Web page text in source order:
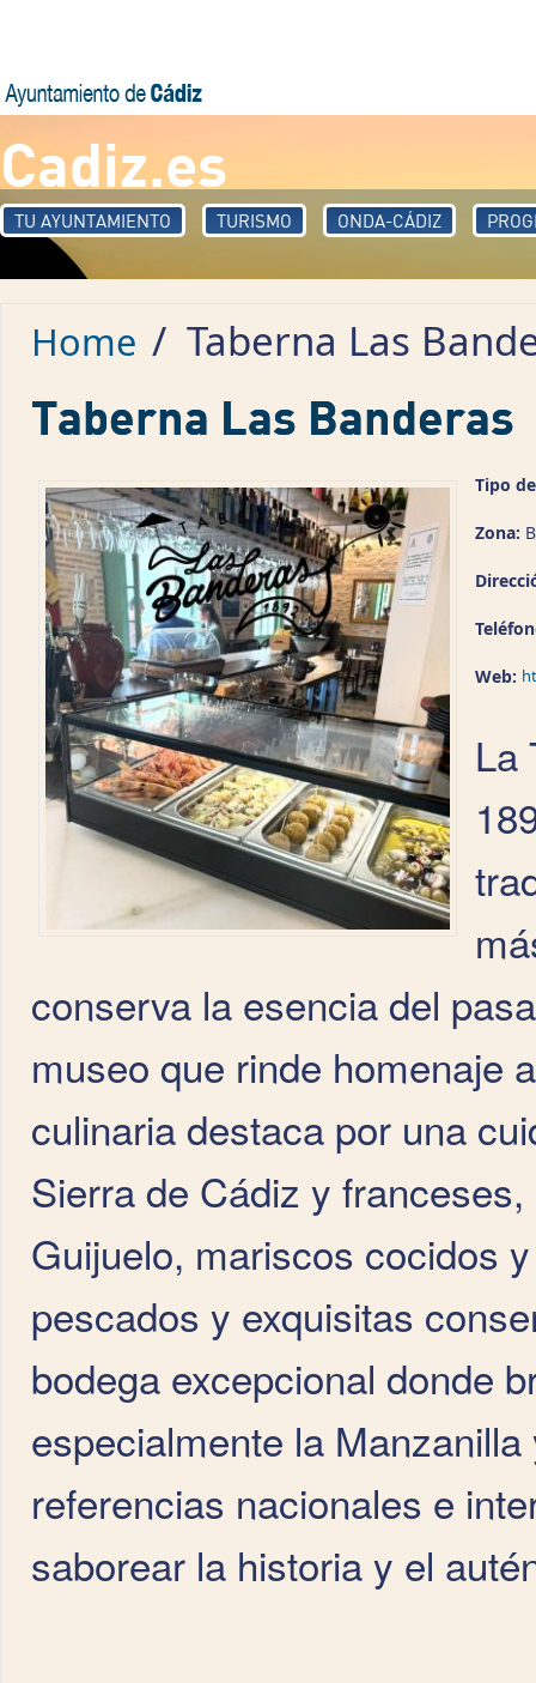
Cadiz.es
TU AYUNTAMIENTO TURISMO ONDA-CÁDIZ
Home / Taberna Las
Taberna Las Banderas
Tipo
Zona:
Web:
La
conserva la esencia del
museo que rinde homenaje
culinaria destaca por una
Sierra de Cádiz y
Guijuelo, mariscos cocidos
pescados y exquisitas
bodega excepcional donde
especialmente la
referencias nacionales e
saborear la historia y el